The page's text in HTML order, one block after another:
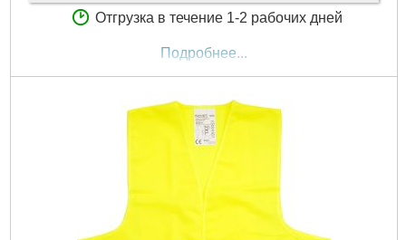
Отгрузка в течение 1-2 рабочих дней
Подробнее...